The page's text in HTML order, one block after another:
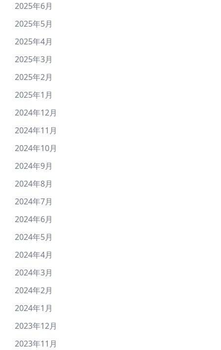
2025年6月
2025年5月
2025年4月
2025年3月
2025年2月
2025年1月
2024年12月
2024年11月
2024年10月
2024年9月
2024年8月
2024年7月
2024年6月
2024年5月
2024年4月
2024年3月
2024年2月
2024年1月
2023年12月
2023年11月